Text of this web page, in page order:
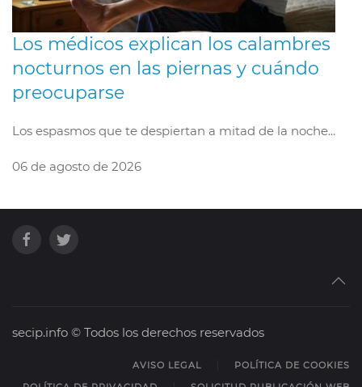
Los médicos explican los calambres
nocturnos en las piernas y cuándo
preocuparse
Los espasmos que te despiertan a mitad de la noche...
06 de agosto de 2026
secip.info © Todos los derechos reservados
AVISO LEGAL
POLÍTICA DE COOKIES